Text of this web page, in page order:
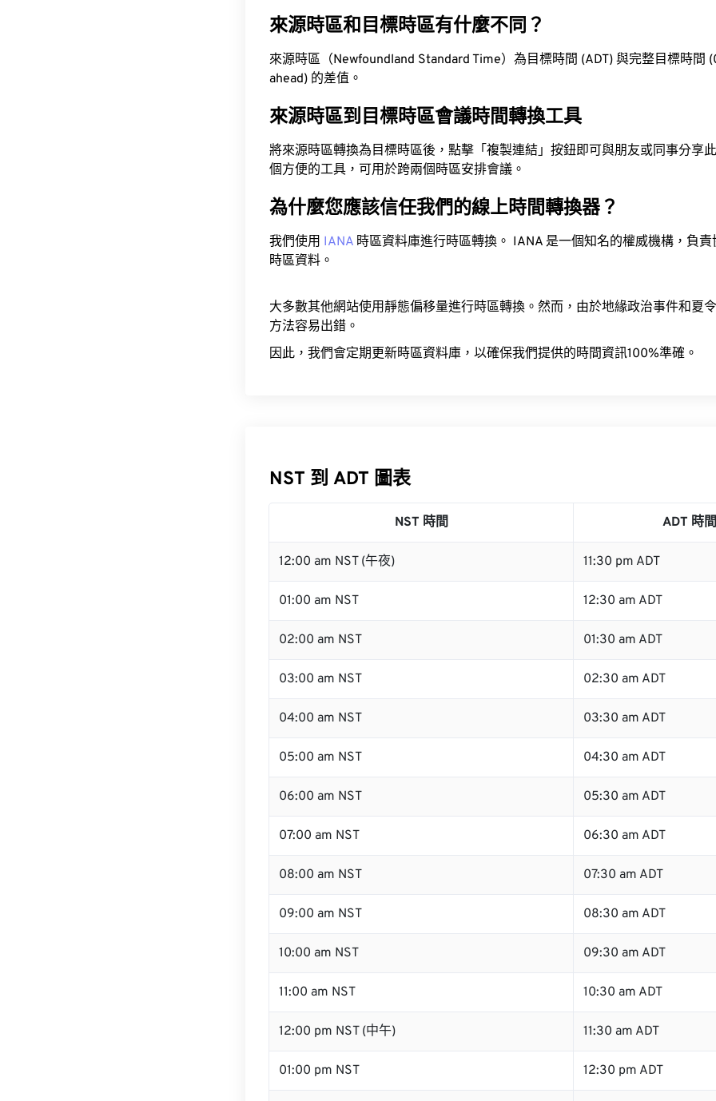
來源時區和目標時區有什麼不同？
來源時區（Newfoundland Standard Time）為目標時間 (ADT) 與完整目標時間
ahead) 的差值。
來源時區到目標時區會議時間轉換工具
將來源時區轉換為目標時區後，點擊「複製連結」按鈕即可與朋友或同事分享
個方便的工具，可用於跨兩個時區安排會議。
為什麼您應該信任我們的線上時間轉換器？
我們使用 IANA 時區資料庫進行時區轉換。 IANA 是一個知名的權威機構，負
時區資料。
大多數其他網站使用靜態偏移量進行時區轉換。然而，由於地緣政治事件和夏
方法容易出錯。
因此，我們會定期更新時區資料庫，以確保我們提供的時間資訊100%準確。
NST 到 ADT 圖表
NST 時間 ADT 時間
12:00 am NST (午夜) 11:30 pm ADT
01:00 am NST 12:30 am ADT
02:00 am NST 01:30 am ADT
03:00 am NST 02:30 am ADT
04:00 am NST 03:30 am ADT
05:00 am NST 04:30 am ADT
06:00 am NST 05:30 am ADT
07:00 am NST 06:30 am ADT
08:00 am NST 07:30 am ADT
09:00 am NST 08:30 am ADT
10:00 am NST 09:30 am ADT
11:00 am NST 10:30 am ADT
12:00 pm NST (中午) 11:30 am ADT
01:00 pm NST 12:30 pm ADT